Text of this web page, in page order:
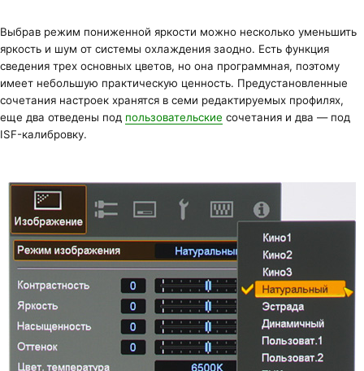
Выбрав режим пониженной яркости можно несколько уменьшить
яркость и шум от системы охлаждения заодно. Есть функция
сведения трех основных цветов, но она программная, поэтому
имеет небольшую практическую ценность. Предустановленные
сочетания настроек хранятся в семи редактируемых профилях,
еще два отведены под пользовательские сочетания и два — под
ISF-калибровку.